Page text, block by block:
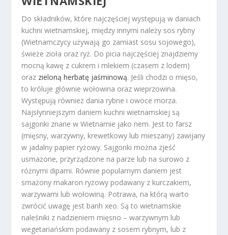
Do składników, które najczęściej występują w daniach
kuchni wietnamskiej, między innymi należy sos rybny
(Wietnamczycy używają go zamiast sosu sojowego),
świeże zioła oraz ryż. Do picia najczęściej znajdziemy
mocną kawę z cukrem i mlekiem (czasem z lodem)
oraz zieloną herbatę jaśminową. Jeśli chodzi o mięso,
to króluje głównie wołowina oraz wieprzowina.
Występują również dania rybne i owoce morza.
Najsłynniejszym daniem kuchni wietnamskiej są
sajgonki znane w Wietnamie jako nem. Jest to farsz
(mięsny, warzywny, krewetkowy lub mieszany) zawijany
w jadalny papier ryżowy. Sajgonki można zjeść
usmażone, przyrządzone na parze lub na surowo z
różnymi dipami. Równie popularnym daniem jest
smażony makaron ryżowy podawany z kurczakiem,
warzywami lub wołowiną. Potrawa, na którą warto
zwrócić uwagę jest banh xeo. Są to wietnamskie
naleśniki z nadzieniem mięsno – warzywnym lub
wegetariańskim podawany z sosem rybnym, lub z